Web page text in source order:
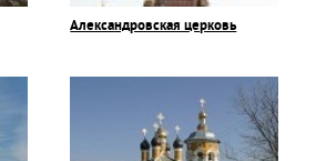
Александровская церковь